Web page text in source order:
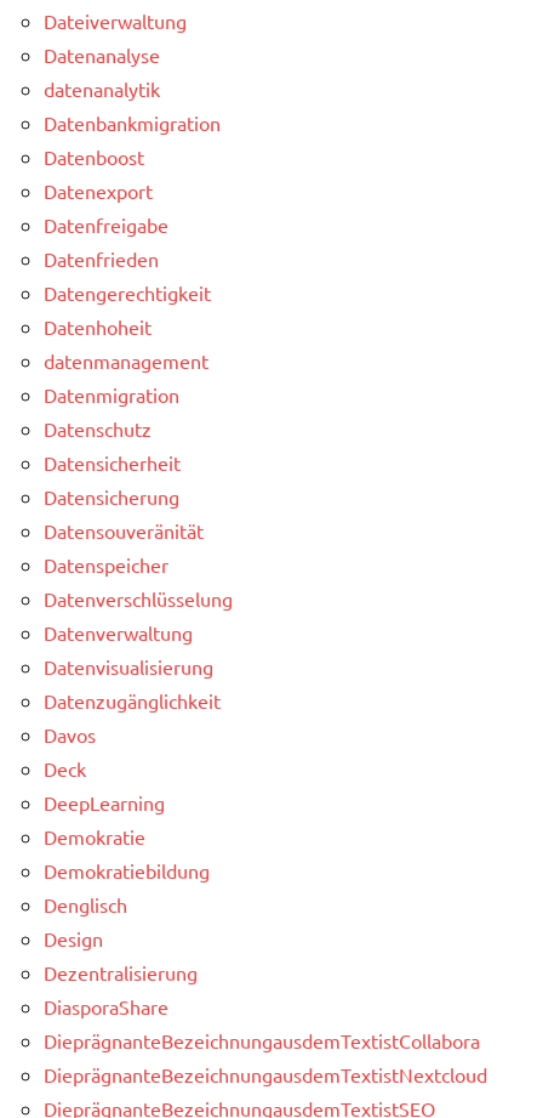
Dateiverwaltung
Datenanalyse
datenanalytik
Datenbankmigration
Datenboost
Datenexport
Datenfreigabe
Datenfrieden
Datengerechtigkeit
Datenhoheit
datenmanagement
Datenmigration
Datenschutz
Datensicherheit
Datensicherung
Datensouveränität
Datenspeicher
Datenverschlüsselung
Datenverwaltung
Datenvisualisierung
Datenzugänglichkeit
Davos
Deck
DeepLearning
Demokratie
Demokratiebildung
Denglisch
Design
Dezentralisierung
DiasporaShare
DieprägnanteBezeichnungausdemTextistCollabora
DieprägnanteBezeichnungausdemTextistNextcloud
DieprägnanteBezeichnungausdemTextistSEO